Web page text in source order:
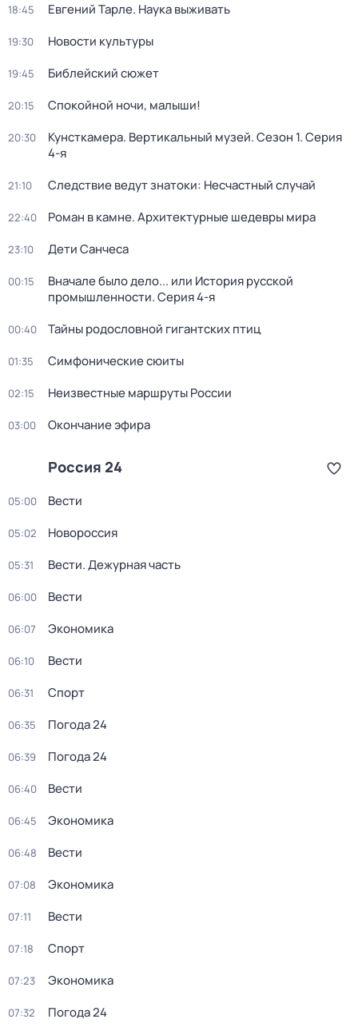
18:45 Евгений Тарле. Наука выживать
19:30 Новости культуры
19:45 Библейский сюжет
20:15 Спокойной ночи, малыши!
20:30 Кунсткамера. Вертикальный музей. Сезон 1. Серия
4-я
21:10 Следствие ведут знатоки: Несчастный случай
22:40 Роман в камне. Архитектурные шедевры мира
23:10 Дети Санчеса
00:15
Вначале было дело... или История русской
промышленности. Серия 4-я
00:40 Тайны родословной гигантских птиц
01:35 Симфонические сюиты
02:15 Неизвестные маршруты России
03:00 Окончание эфира
Россия 24
05:00 Вести
05:02 Новороссия
05:31 Вести. Дежурная часть
06:00 Вести
06:07 Экономика
06:10 Вести
06:31 Спорт
06:35 Погода 24
06:39 Погода 24
06:40 Вести
06:45 Экономика
06:48 Вести
07:08 Экономика
07:11 Вести
07:18 Спорт
07:23 Экономика
07:32 Погода 24